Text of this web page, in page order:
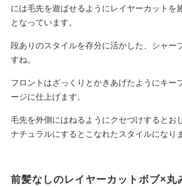
には毛先を遊ばせるようにレイヤーカットを
となっています。
段ありのスタイルを存分に活かした、シャー
すね。
フロントはざっくりとかきあげたようにキー
ージに仕上げます。
毛先を外側にはねるようにクセづけするとお
ナチュラルにするとこなれたスタイルになり
前髪なしのレイヤーカットボブ×丸